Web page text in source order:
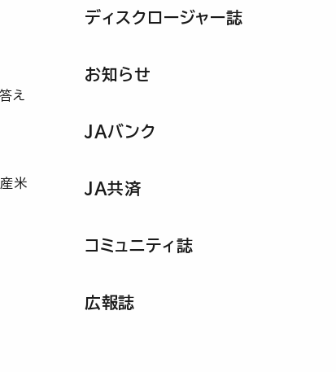
え
米
ディスクロージャー誌
お知らせ
JAバンク
JA共済
コミュニティ誌
広報誌